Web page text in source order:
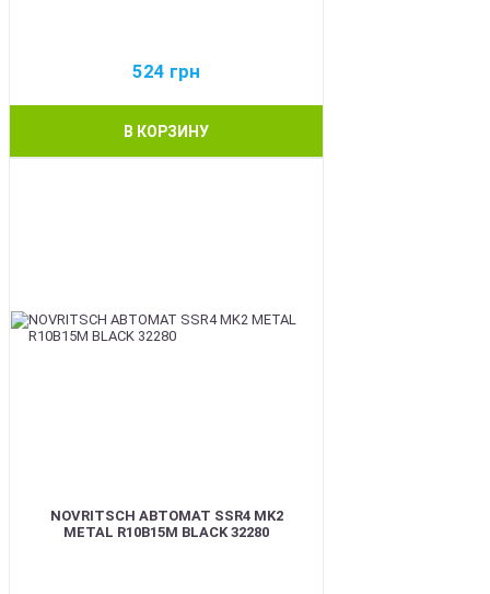
524 грн
В КОРЗИНУ
NOVRITSCH АВТОМАТ SSR4 MK2
METAL R10B15M BLACK 32280